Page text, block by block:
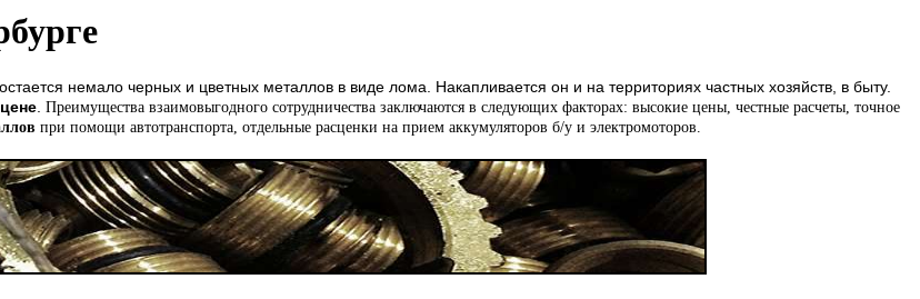
немало черных и цветных металлов в виде лома. Накапливается он и на территориях частных хозяйств, в быту.
цене Преимущества взаимовыгодного сотрудничества заключаются в следующих факторах: высокие цены, честные расчеты, точное
при помощи автотранспорта, отдельные расценки на прием аккумуляторов б/у и электромоторов.